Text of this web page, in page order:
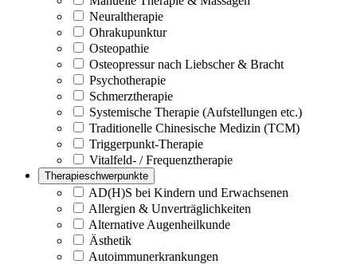
Neuraltherapie
Ohrakupunktur
Osteopathie
Osteopressur nach Liebscher & Bracht
Psychotherapie
Schmerztherapie
Systemische Therapie (Aufstellungen etc.)
Traditionelle Chinesische Medizin (TCM)
Triggerpunkt-Therapie
Vitalfeld- / Frequenztherapie
Therapieschwerpunkte
AD(H)S bei Kindern und Erwachsenen
Allergien & Unverträglichkeiten
Alternative Augenheilkunde
Ästhetik
Autoimmunerkrankungen